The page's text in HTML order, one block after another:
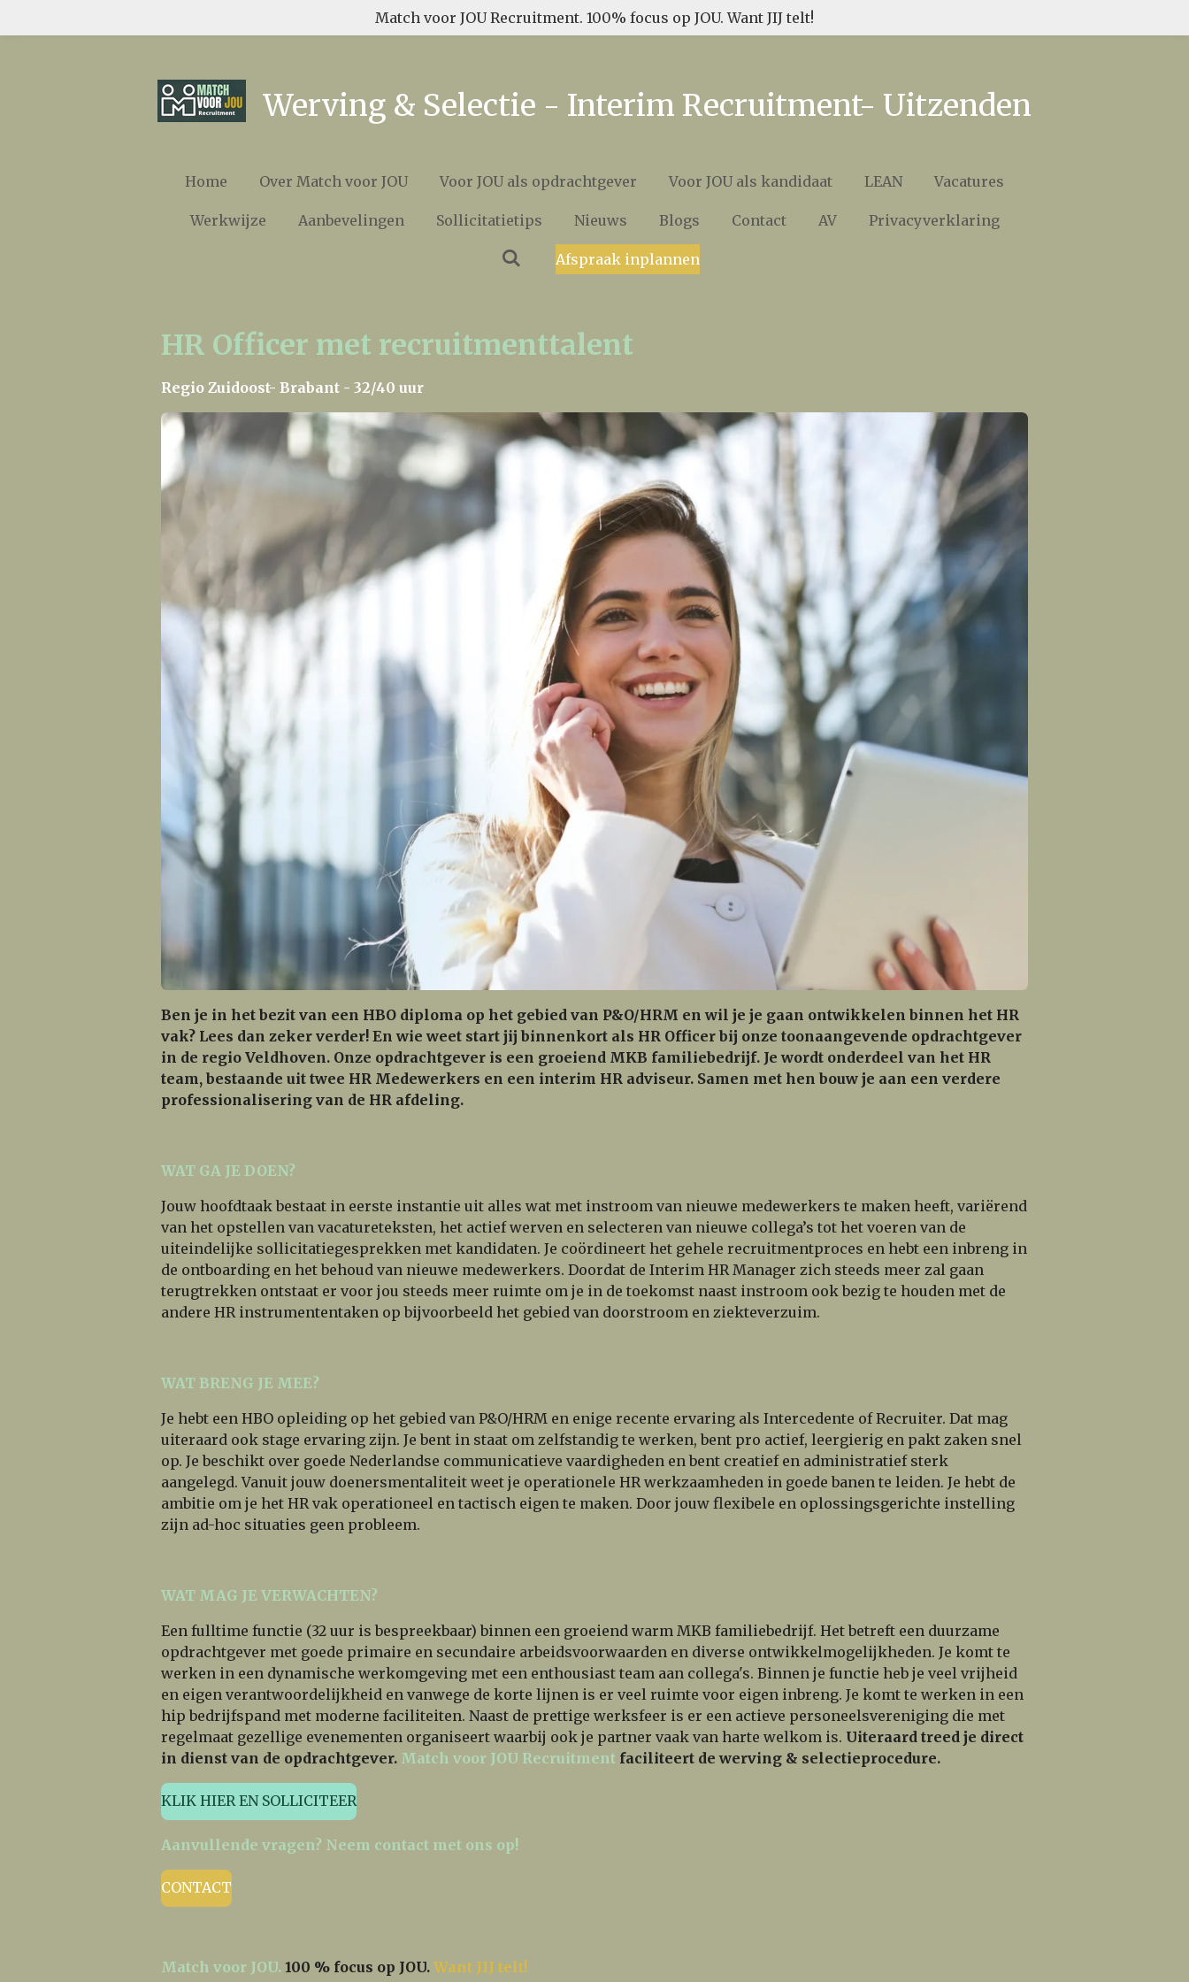
direct
Match voor JOU Recruitment. 100% focus op JOU. Want JIJ telt!
Werving & Selectie - Interim Recruitment- Uitzenden
Home Over Match voor JOU Voor JOU als opdrachtgever Voor JOU als kandidaat LEAN Vacatures
Werkwijze Aanbevelingen Sollicitatietips Nieuws Blogs Contact AV Privacyverklaring
Afspraak inplannen
HR Officer met recruitmenttalent
Regio Zuidoost- Brabant - 32/40 uur
Ben je in het bezit van een HBO diploma op het gebied van P&O/HRM en wil je je gaan ontwikkelen binnen het HR
vak? Lees dan zeker verder! En wie weet start jij binnenkort als HR Officer bij onze toonaangevende opdrachtgever
in de regio Veldhoven. Onze opdrachtgever is een groeiend MKB familiebedrijf. Je wordt onderdeel van het HR
team, bestaande uit twee HR Medewerkers en een interim HR adviseur. Samen met hen bouw je aan een verdere
professionalisering van de HR afdeling.
WAT GA JE DOEN?
Jouw hoofdtaak bestaat in eerste instantie uit alles wat met instroom van nieuwe medewerkers te maken heeft, variërend
van het opstellen van vacatureteksten, het actief werven en selecteren van nieuwe collega’s tot het voeren van de
uiteindelijke sollicitatiegesprekken met kandidaten. Je coördineert het gehele recruitmentproces en hebt een inbreng in
de ontboarding en het behoud van nieuwe medewerkers. Doordat de Interim HR Manager zich steeds meer zal gaan
terugtrekken ontstaat er voor jou steeds meer ruimte om je in de toekomst naast instroom ook bezig te houden met de
andere HR instrumententaken op bijvoorbeeld het gebied van doorstroom en ziekteverzuim.
WAT BRENG JE MEE?
Je hebt een HBO opleiding op het gebied van P&O/HRM en enige recente ervaring als Intercedente of Recruiter. Dat mag
uiteraard ook stage ervaring zijn. Je bent in staat om zelfstandig te werken, bent pro actief, leergierig en pakt zaken snel
op. Je beschikt over goede Nederlandse communicatieve vaardigheden en bent creatief en administratief sterk
aangelegd. Vanuit jouw doenersmentaliteit weet je operationele HR werkzaamheden in goede banen te leiden. Je hebt de
ambitie om je het HR vak operationeel en tactisch eigen te maken. Door jouw flexibele en oplossingsgerichte instelling
zijn ad-hoc situaties geen probleem.
WAT MAG JE VERWACHTEN?
Een fulltime functie (32 uur is bespreekbaar) binnen een groeiend warm MKB familiebedrijf. Het betreft een duurzame
opdrachtgever met goede primaire en secundaire arbeidsvoorwaarden en diverse ontwikkelmogelijkheden. Je komt te
werken in een dynamische werkomgeving met een enthousiast team aan collega's. Binnen je functie heb je veel vrijheid
en eigen verantwoordelijkheid en vanwege de korte lijnen is er veel ruimte voor eigen inbreng. Je komt te werken in een
hip bedrijfspand met moderne faciliteiten. Naast de prettige werksfeer is er een actieve personeelsvereniging die met
regelmaat gezellige evenementen organiseert waarbij ook je partner vaak van harte welkom is. Uiteraard treed je direct
in dienst van de opdrachtgever. Match voor JOU Recruitment faciliteert de werving & selectieprocedure.
KLIK HIER EN SOLLICITEER
Aanvullende vragen? Neem contact met ons op!
CONTACT
Match voor JOU. 100 % focus op JOU. Want JIJ telt!